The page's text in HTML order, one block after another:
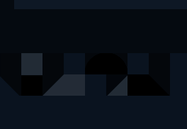
出版社
月刊少年マガジン